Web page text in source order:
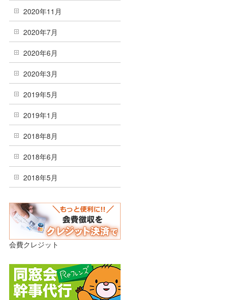
2020年11月
2020年7月
2020年6月
2020年3月
2019年5月
2019年1月
2018年8月
2018年6月
2018年5月
会費クレジット